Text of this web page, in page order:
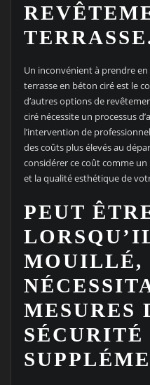
Un inconvénient à prendre
terrasse en béton ciré est le
d’autres options de
ciré nécessite un processus
l’intervention de
des coûts plus élevés au
considérer ce coût comme
et la qualité esthétique de
PEUT
MOUILLÉ,
MESURES
SÉCURITÉ